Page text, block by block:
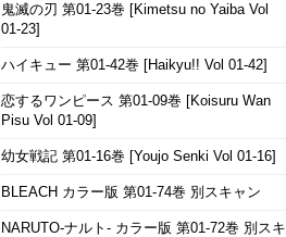
鬼滅の刃 第01-23巻 [Kimetsu no Yaiba Vol
01-23]
ハイキュー 第01-42巻 [Haikyu!! Vol 01-42]
恋するワンピース 第01-09巻 [Koisuru Wan
Pisu Vol 01-09]
幼女戦記 第01-16巻 [Youjo Senki Vol 01-16]
BLEACH カラー版 第01-74巻 別スキャン
NARUTO-ナルト- カラー版 第01-72巻 別スキ